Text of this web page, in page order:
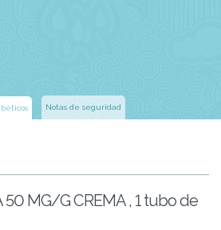
Notas de seguridad
50 MG/G CREMA , 1 tubo de